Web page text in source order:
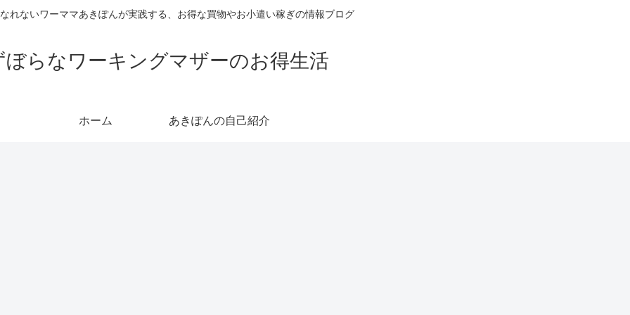
れないワーママあきぽんが実践する、お得な買物やお小遣い稼ぎの情報ブログ
ぼらなワーキングマザーのお得生活
ホーム あきぽんの自己紹介